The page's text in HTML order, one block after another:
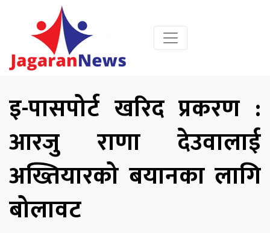
इ-पासपोर्ट खरिद प्रकरण :
आरजु राणा देउवालाई
अख्तियारको बयानका लागि
बोलावट